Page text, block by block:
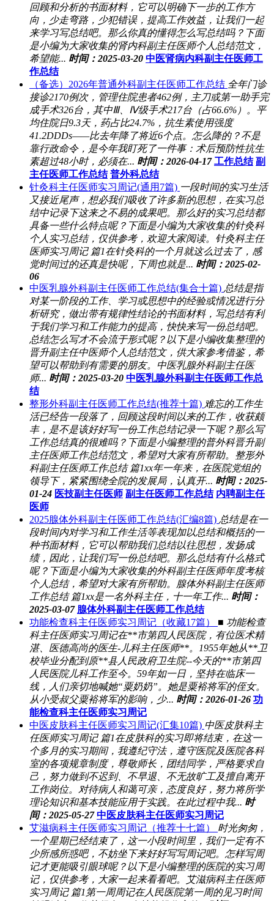
回顾和分析的书面材料，它可以明确下一步的工作方
向，少走弯路，少犯错误，提高工作效益，让我们一起
来学习写总结吧。那么你真的懂得怎么写总结吗？下面
是小编为大家收集的肾内科副主任医师个人总结范文，
希望能... 时间：2025-03-20 中医肾病内科副主任医师工
作总结
（备选）2026年普通外科副主任医师工作总结 全年门诊
接诊2170例次，管理住院患者462例，主刀或第一助手完
成手术326台，其中Ⅲ、Ⅳ级手术217台（占66.6%）。平
均住院日9.3天，药占比24.7%，抗生素使用强度
41.2DDDs——比去年降了将近6个点。怎么降的？不是
靠行政命令，是今年我盯死了一件事：术后预防性抗生
素超过48小时，必须在... 时间：2026-04-17 工作总结 副
主任医师工作总结 普外科总结
针灸科主任医师实习周记(通用7篇) 一段时间的实习生活
又接近尾声，想必我们吸收了许多新的思想，在实习总
结中记录下这来之不易的成果吧。那么好的实习总结都
具备一些什么特点呢？下面是小编为大家收集的针灸科
个人实习总结，仅供参考，欢迎大家阅读。针灸科主任
医师实习周记 篇1在针灸科的一个月就这么过去了，感
觉时间过的还真是快呢，下周也就是... 时间：2025-02-
06
中医乳腺外科副主任医师工作总结(集合十篇) 总结是指
对某一阶段的工作、学习或思想中的经验或情况进行分
析研究，做出带有规律性结论的书面材料，写总结有利
于我们学习和工作能力的提高，快快来写一份总结吧。
总结怎么写才不会流于形式呢？以下是小编收集整理的
晋升副主任中医师个人总结范文，供大家参考借鉴，希
望可以帮助到有需要的朋友。中医乳腺外科副主任医
师... 时间：2025-03-20 中医乳腺外科副主任医师工作总
结
整形外科副主任医师工作总结(推荐十篇) 难忘的工作生
活已经告一段落了，回顾这段时间以来的工作，收获颇
丰，是不是该好好写一份工作总结记录一下呢？那么写
工作总结真的很难吗？下面是小编整理的普外科晋升副
主任医师工作总结范文，希望对大家有所帮助。整形外
科副主任医师工作总结 篇1xx年一年来，在医院党组的
领导下，紧紧围绕全院的发展局，认真开... 时间：2025-
01-24 医技副主任医师 副主任医师工作总结 内聘副主任
医师
2025腺体外科副主任医师工作总结(汇编8篇) 总结是在一
段时间内对学习和工作生活等表现加以总结和概括的一
种书面材料，它可以帮助我们总结以往思想，发扬成
绩，因此，让我们写一份总结吧。那么总结有什么格式
呢？下面是小编为大家收集的外科副主任医师年度考核
个人总结，希望对大家有所帮助。腺体外科副主任医师
工作总结 篇1xx是一名外科主任，十一年工作... 时间：
2025-03-07 腺体外科副主任医师工作总结
功能检查科主任医师实习周记（收藏17篇）
■ 功能检查
科主任医师实习周记在**市第四人民医院，有位医术精
湛、医德高尚的医生-儿科主任医师**。1955年她从**卫
校毕业分配到原**县人民政府卫生院--今天的**市第四
人民医院儿科工作至今。59年如一日，坚持在临床一
线，人们亲切地喊她“粟奶奶”。她是粟裕将军的侄女。
从小受叔父粟裕将军的影响，少... 时间：2026-01-26 功
能检查科主任医师实习周记
中医皮肤科主任医师实习周记(汇集10篇) 中医皮肤科主
任医师实习周记 篇1在皮肤科的实习即将结束，在这一
个多月的实习期间，我遵纪守法，遵守医院及医院各科
室的各项规章制度，尊敬师长，团结同学，严格要求自
己，努力做到不迟到、不早退、不无故旷工及擅自离开
工作岗位。对待病人和蔼可亲，态度良好，努力将所学
理论知识和基本技能应用于实践。在此过程中我... 时
间：2025-05-27 中医皮肤科主任医师实习周记
艾滋病科主任医师实习周记（推荐十七篇）
时光匆匆，
一个星期已经结束了，这一小段时间里，我们一定有不
少所感所惑吧，不妨坐下来好好写写周记吧。怎样写周
记才更能吸引眼球呢？以下是小编整理的医院的实习周
记，仅供参考，大家一起来看看吧。艾滋病科主任医师
实习周记 篇1第一周周记在人民医院第一周的见习时间